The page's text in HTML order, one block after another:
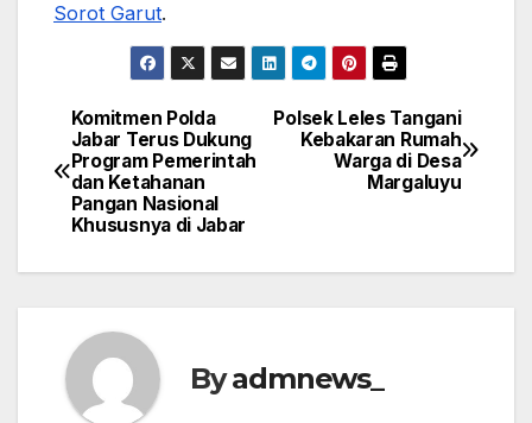
Sorot Garut.
Post
navigation
Polsek Leles Tangani
Kebakaran Rumah
Warga di Desa
Margaluyu
Komitmen Polda
Jabar Terus Dukung
Program Pemerintah
dan Ketahanan
Pangan Nasional
Khususnya di Jabar
Byadmnews_